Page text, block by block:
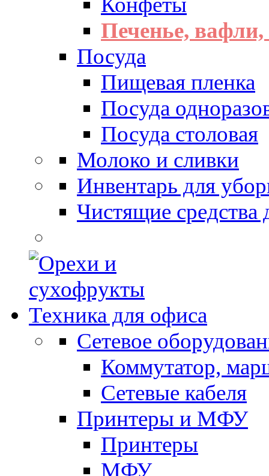
Печенье,
Посуда
Пищевая пленка
Посуда
Посуда столовая
Молоко и сливки
Инвентарь для
Чистящие средства
Техника для офиса
Сетевое
Коммутатор,
Сетевые кабеля
Принтеры и МФУ
Принтеры
МФУ